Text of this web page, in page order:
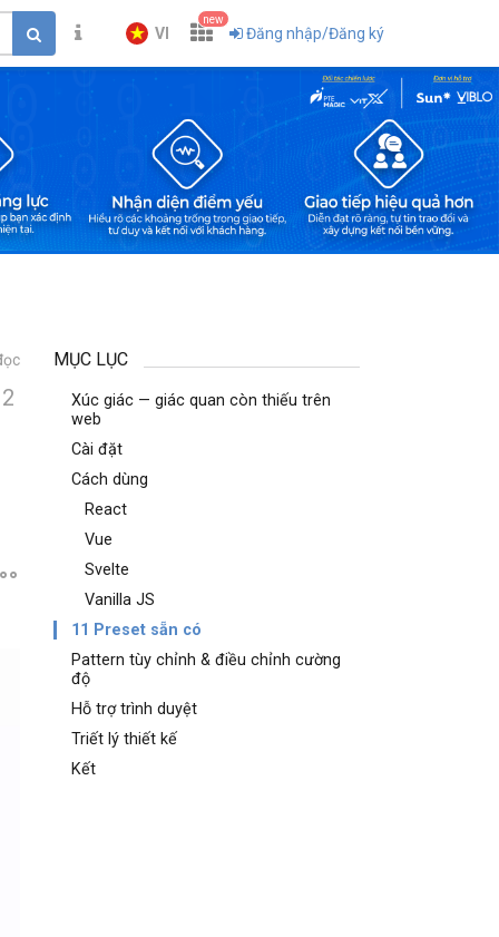
VI
new
Đăng nhập/Đăng ký
2
MỤC LỤC
Xúc giác — giác quan còn thiếu trên
web
Cài đặt
Cách dùng
React
Vue
Svelte
Vanilla JS
11 Preset sẵn có
Pattern tùy chỉnh & điều chỉnh cường
độ
Hỗ trợ trình duyệt
Triết lý thiết kế
Kết